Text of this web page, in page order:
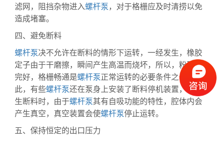
滤网，阻挡杂物进入螺杆泵，对于格栅应及时清捞以免
造成堵塞。
四、避免断料
螺杆泵决不允许在断料的情形下运转，一经发生，橡胶
定子由于干磨擦，瞬间产生高温而烧坏，所以，粉碎机
完好，格栅畅通是螺杆泵正常运转的必要条件之一，为
此，有些螺杆泵还在泵身上安装了断料停机装置，当发
生断料时，由于螺杆泵其有自吸功能的特性，腔体内会
产生真空，真空装置会使螺杆泵停止运转。
五、保持恒定的出口压力